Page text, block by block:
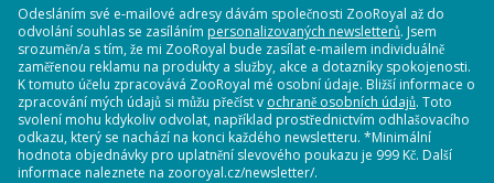
Odesláním své e-mailové adresy dávám společnosti ZooRoyal až do
odvolání souhlas se zasíláním personalizovaných newsletterů. Jsem
srozuměn/a s tím, že mi ZooRoyal bude zasílat e-mailem individuálně
zaměřenou reklamu na produkty a služby, akce a dotazníky spokojenosti.
K tomuto účelu zpracovává ZooRoyal mé osobní údaje. Bližší informace o
zpracování mých údajů si můžu přečíst v ochraně osobních údajů. Toto
svolení mohu kdykoliv odvolat, například prostřednictvím odhlašovacího
odkazu, který se nachází na konci každého newsletteru. *Minimální
hodnota objednávky pro uplatnění slevového poukazu je 999 Kč. Další
informace naleznete na zooroyal.cz/newsletter/.